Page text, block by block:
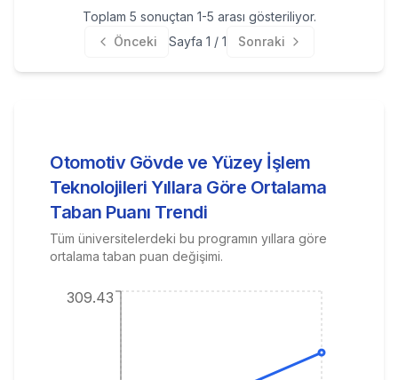
Toplam 5 sonuçtan 1-5 arası gösteriliyor.
Önceki
Sayfa 1 / 1 Sonraki
Otomotiv Gövde ve Yüzey İşlem
Teknolojileri Yıllara Göre Ortalama
Taban Puanı Trendi
Tüm üniversitelerdeki bu programın yıllara göre
ortalama taban puan değişimi.
309.43